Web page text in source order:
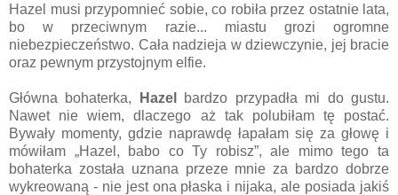
Hazel musi przypomnieć sobie, co robiła przez ostatnie lata,
bo w przeciwnym razie... miastu grozi ogromne
niebezpieczeństwo. Cała nadzieja w dziewczynie, jej bracie
oraz pewnym przystojnym elfie.
Główna bohaterka, Hazel
bardzo przypadła mi do gustu.
Nawet nie wiem, dlaczego aż tak polubiłam tę postać.
Bywały momenty, gdzie naprawdę łapałam się za głowę i
mówiłam „Hazel, babo co Ty robisz”, ale mimo tego ta
bohaterka została uznana przeze mnie za bardzo dobrze
wykreowaną - nie jest ona płaska i nijaka, ale posiada jakiś